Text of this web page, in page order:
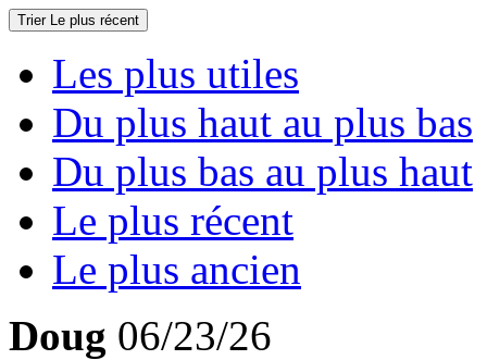
Trier Le plus récent
Les plus utiles
Du plus haut au plus bas
Du plus bas au plus haut
Le plus récent
Le plus ancien
Doug 06/23/26